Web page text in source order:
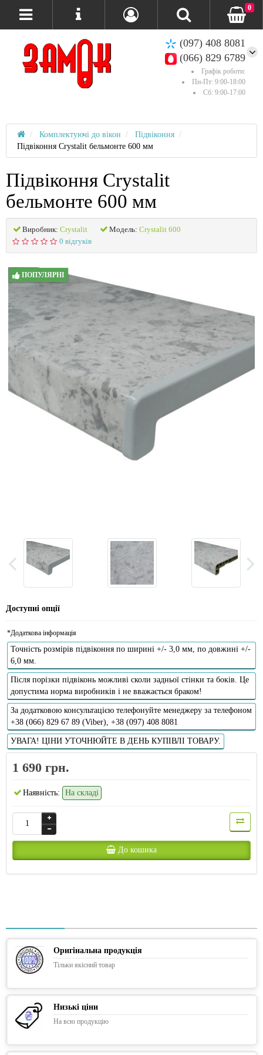
(097) 408 8081
(066) 829 6789
Графік роботи:
Пн-Пт: 9:00-18:00
Сб: 9:00-17:00
0
Комплектуючі до вікон
Підвіконня
Підвіконня Crystalit бельмонте 600 мм
Підвіконня Crystalit
бельмонте 600 мм
Виробник: Crystalit Модель: Crystalit 600
0 відгуків
ПОПУЛЯРНІ
Доступні опції
*Додаткова інформація
Точність розмірів підвіконня по ширині +/- 3,0 мм, по довжині +/-
6,0 мм.
Після порізки підвіконь можливі сколи задньої стінки та боків. Це
допустима норма виробників і не вважається браком!
За додатковою консультацією телефонуйте менеджеру за телефоном
+38 (066) 829 67 89 (Viber), +38 (097) 408 8081
УВАГА! ЦІНИ УТОЧНЮЙТЕ В ДЕНЬ КУПІВЛІ ТОВАРУ.
1 690 грн.
Наявність: На складі
До кошика
Оригінальна продукція
Тільки якісний товар
Низькі ціни
На всю продукцію